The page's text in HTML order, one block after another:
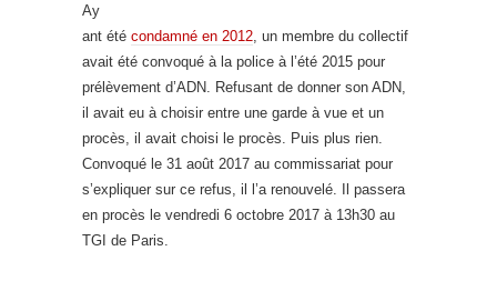
Ay
ant été condamné en 2012 , un membre du collectif
avait été convoqué à la police à l’été 2015 pour
prélèvement d’ADN. Refusant de donner son ADN,
il avait eu à choisir entre une garde à vue et un
procès, il avait choisi le procès. Puis plus rien.
Convoqué le 31 août 2017 au commissariat pour
s’expliquer sur ce refus, il l’a renouvelé. Il passera
en procès le vendredi 6 octobre 2017 à 13h30 au
TGI de Paris.